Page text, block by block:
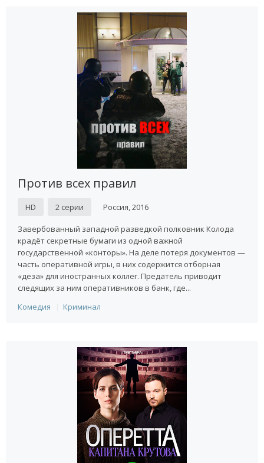
Против всех правил
HD 2 серии Россия, 2016
Завербованный западной разведкой полковник Колода
крадёт секретные бумаги из одной важной
государственной «конторы». На деле потеря документов —
часть оперативной игры, в них содержится отборная
«деза» для иностранных коллег. Предатель приводит
следящих за ним оперативников в банк, где...
Комедия
Криминал